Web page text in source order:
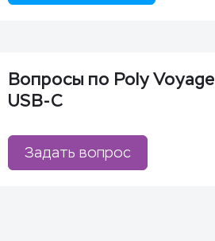
Вопросы по Poly
USB-C
Задать вопрос